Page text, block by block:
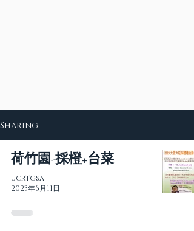
Sharing
荷竹園-採橙+台菜
ucrtgsa
2023年6月11日